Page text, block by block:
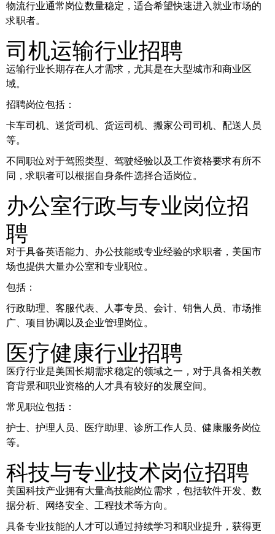
物流行业通常岗位数量稳定，适合希望快速进入就业市场的
求职者。
司机运输行业招聘
运输行业长期存在人才需求，尤其是在大型城市和商业区
域。
招聘岗位包括：
卡车司机、送货司机、货运司机、搬家公司司机、配送人员
等。
不同职位对于驾照类型、驾驶经验以及工作资格要求有所不
同，求职者可以根据自身条件选择合适岗位。
办公室行政与专业岗位招
聘
对于具备英语能力、办公技能或专业经验的求职者，美国市
场也提供大量办公室和专业职位。
包括：
行政助理、客服代表、人事专员、会计、销售人员、市场推
广、项目协调以及企业管理岗位。
医疗健康行业招聘
医疗行业是美国长期需求稳定的领域之一，对于具备相关教
育背景和职业资格的人才具有较好的发展空间。
常见职位包括：
护士、护理人员、医疗助理、诊所工作人员、健康服务岗位
等。
科技与专业技术岗位招聘
美国科技产业拥有大量高技能岗位需求，包括软件开发、数
据分析、网络安全、工程技术等方向。
具备专业技能的人才可以通过持续学习和职业提升，获得更